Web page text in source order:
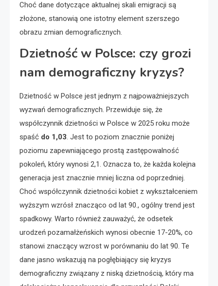
Choć dane dotyczące aktualnej skali emigracji są
złożone, stanowią one istotny element szerszego
obrazu zmian demograficznych.
Dzietność w Polsce: czy grozi
nam demograficzny kryzys?
Dzietność w Polsce jest jednym z najpoważniejszych
wyzwań demograficznych. Przewiduje się, że
współczynnik dzietności w Polsce w 2025 roku może
spaść do 1,03. Jest to poziom znacznie poniżej
poziomu zapewniającego prostą zastępowalność
pokoleń, który wynosi 2,1. Oznacza to, że każda kolejna
generacja jest znacznie mniej liczna od poprzedniej.
Choć współczynnik dzietności kobiet z wykształceniem
wyższym wzrósł znacząco od lat 90., ogólny trend jest
spadkowy. Warto również zauważyć, że odsetek
urodzeń pozamałżeńskich wynosi obecnie 17-20%, co
stanowi znaczący wzrost w porównaniu do lat 90. Te
dane jasno wskazują na pogłębiający się kryzys
demograficzny związany z niską dzietnością, który ma